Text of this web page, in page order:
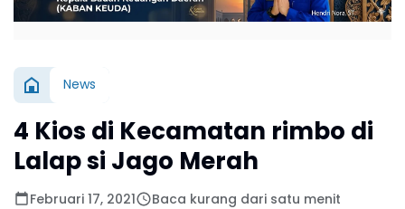
News
4 Kios di Kecamatan rimbo di
Lalap si Jago Merah
Februari 17, 2021 Baca kurang dari satu menit